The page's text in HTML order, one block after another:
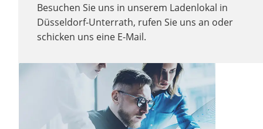
Besuchen Sie uns in unserem Ladenlokal in
Düsseldorf-Unterrath, rufen Sie uns an oder
schicken uns eine E-Mail.